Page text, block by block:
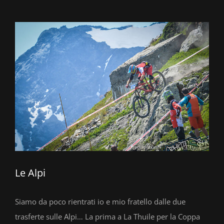
Ingrandisci
immagine
Le Alpi
Siamo da poco rientrati io e mio fratello dalle due
trasferte sulle Alpi… La prima a La Thuile per la Coppa